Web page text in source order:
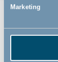
Marketing